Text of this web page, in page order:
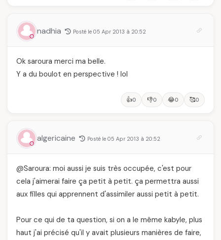
nadhia Posté le 05 Apr 2013 à 20:52
Ok saroura merci ma belle.
Y a du boulot en perspective ! lol
👍0 👎0 😂0 🥰0
algericaine Posté le 05 Apr 2013 à 20:52
@Saroura: moi aussi je suis très occupée, c'est pour
cela j'aimerai faire ça petit à petit. ça permettra aussi
aux filles qui apprennent d'assimiler aussi petit à petit.
Pour ce qui de ta question, si on a le même kabyle, plus
haut j'ai précisé qu'il y avait plusieurs manières de faire,